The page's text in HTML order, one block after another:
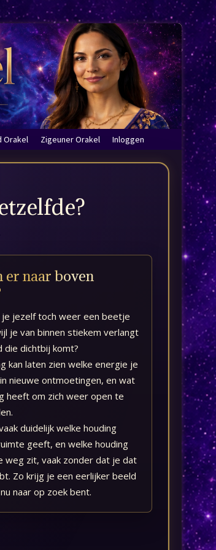
Orakel Zigeuner Orakel Inloggen
er naar boven
jezelf toch weer een beetje
je van binnen stiekem verlangt
die dichtbij komt?
kan laten zien welke energie je
nieuwe ontmoetingen, en wat
heeft om zich weer open te
duidelijk welke houding
geeft, en welke houding
weg zit, vaak zonder dat je dat
Zo krijg je een eerlijker beeld
naar op zoek bent.